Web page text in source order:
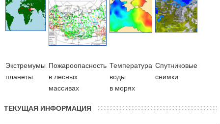
Экстремумы
планеты
Пожароопасность
в лесных
массивах
Температура
воды
в морях
Cпутниковые
снимки
ТЕКУЩАЯ ИНФОРМАЦИЯ